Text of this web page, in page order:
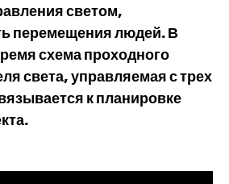
светом,
перемещения людей. В
схема проходного
света, управляемая с трех
к планировке